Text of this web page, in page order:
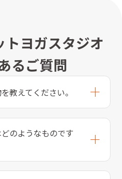
トヨガスタジオ
るご質問
教えてください。
のようなものです